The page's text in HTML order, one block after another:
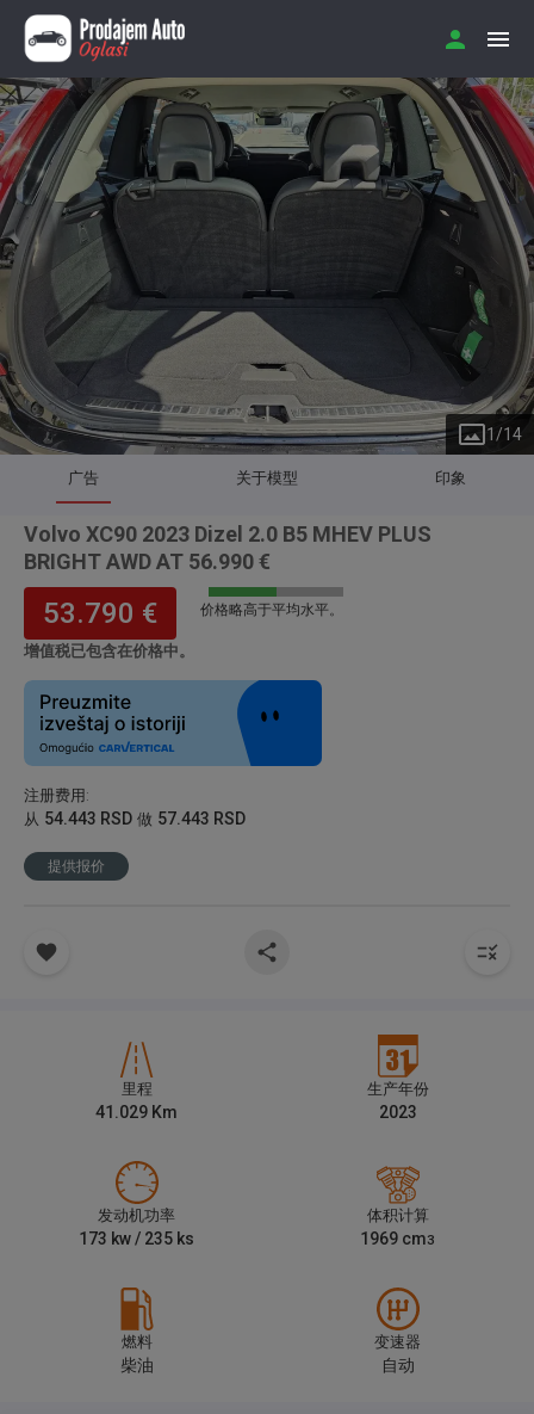
1 /14
广告 关于模型 印象
Volvo XC90 2023 Dizel 2.0 B5 MHEV PLUS
BRIGHT AWD AT 56.990 €
53.790 €
增值税已包含在价格中。
价格略高于平均水平。
注册费用 :
从 54.443 RSD 做 57.443 RSD
提供报价
里程
41.029 Km
生产年份
2023
发动机功率
173 kw / 235 ks
体积计算
1969 cm3
燃料
柴油
变速器
自动